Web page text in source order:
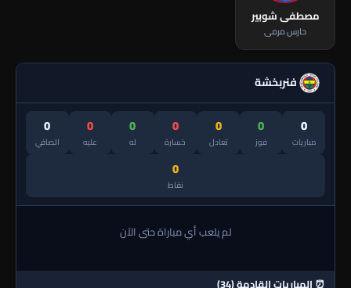
مصطفى شوبير
حارس مرمى
فنربخشة
0
مباريات
0
فوز
0
تعادل
0
خسارة
0
له
0
عليه
0
الصافي
0
نقاط
لم يلعب أي مباراة حتى الآن
⏰ المباريات القادمة (34)